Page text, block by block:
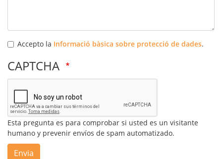
Accepto la Informació bàsica sobre protecció de dades.
CAPTCHA
Esta pregunta es para comprobar si usted es un visitante
humano y prevenir envíos de spam automatizado.
Envia